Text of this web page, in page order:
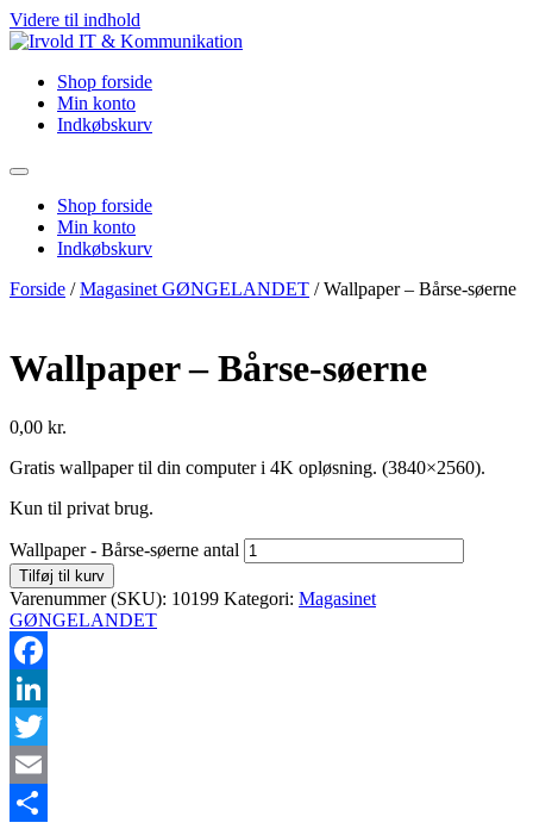
Videre til indhold
Shop forside
Min konto
Indkøbskurv
Shop forside
Min konto
Indkøbskurv
Forside /Magasinet GØNGELANDET / Wallpaper – Bårse-søerne
Wallpaper – Bårse-søerne
0,00 kr.
Gratis wallpaper til din computer i 4K opløsning. (3840×2560).
Kun til privat brug.
Wallpaper - Bårse-søerne antal
Tilføj til kurv
Varenummer (SKU): 10199 Kategori: Magasinet
GØNGELANDET
Facebook
LinkedIn
Twitter
Email